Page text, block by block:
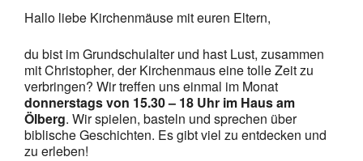
Hallo liebe Kirchenmäuse mit euren Eltern,
du bist im Grundschulalter und hast Lust, zusammen
mit Christopher, der Kirchenmaus eine tolle Zeit zu
verbringen? Wir treffen uns einmal im Monat
donnerstags von 15.30 – 18 Uhr im Haus am
Ölberg. Wir spielen, basteln und sprechen über
biblische Geschichten. Es gibt viel zu entdecken und
zu erleben!